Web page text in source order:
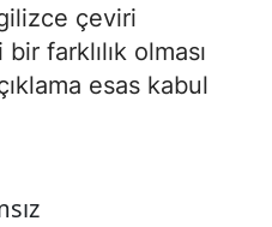
çeviri
farklılık olması
esas kabul